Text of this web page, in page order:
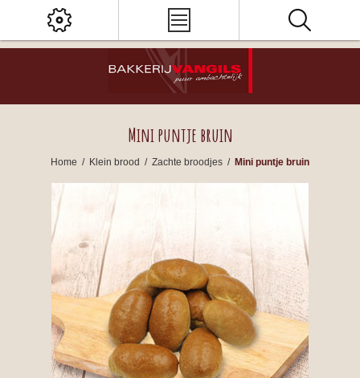
Mini puntje bruin
Home / Klein brood / Zachte broodjes / Mini puntje bruin